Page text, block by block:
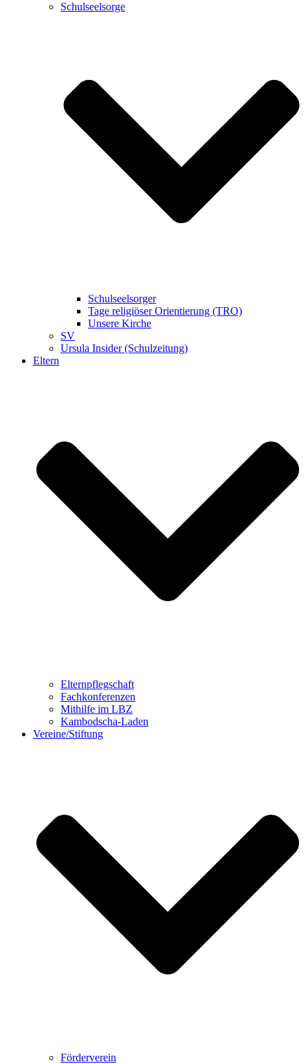
Schulseelsorge
Schulseelsorger
Tage religiöser Orientierung (TRO)
Unsere Kirche
SV
Ursula Insider (Schulzeitung)
Eltern
Elternpflegschaft
Fachkonferenzen
Mithilfe im LBZ
Kambodscha-Laden
Vereine/Stiftung
Förderverein